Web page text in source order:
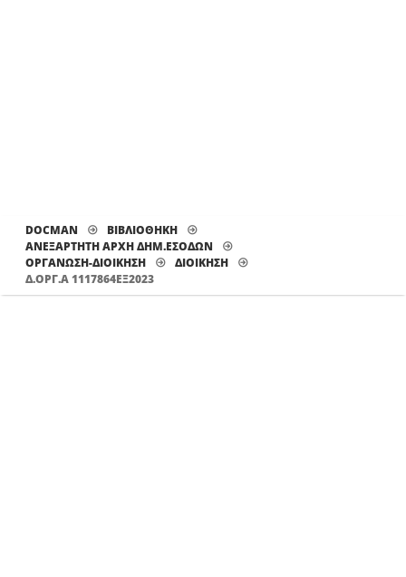
DOCMAN
ΒΙΒΛΙΟΘΗΚΗ
ΑΝΕΞΑΡΤΗΤΗ ΑΡΧΗ ΔΗΜ.ΕΣΟΔΩΝ
ΟΡΓΑΝΩΣΗ-ΔΙΟΙΚΗΣΗ
ΔΙΟΊΚΗΣΗ
Δ.ΟΡΓ.Α 1117864ΕΞ2023